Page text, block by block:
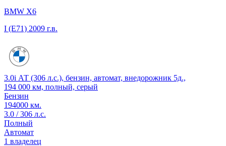
BMW X6
I (E71) 2009 г.в.
3.0i АТ (306 л.с.), бензин, автомат, внедорожник 5д.,
194 000 км, полный, серый
Бензин
194000 км.
3.0 / 306 л.с.
Полный
Автомат
1 владелец